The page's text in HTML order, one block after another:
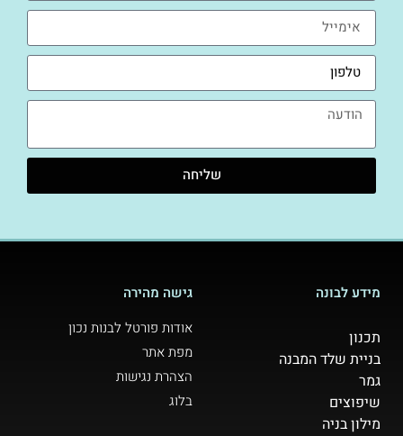
שליחה
מידע לבונה
תכנון
בניית שלד המבנה
גמר
שיפוצים
מילון בניה
גישה מהירה
אודות פורטל לבנות נכון
מפת אתר
הצהרת נגישות
בלוג